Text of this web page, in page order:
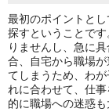
最初のポイントと
探すということで
りませんし、急に
合、自宅から職場
てしまうため、わ
れに合わせて、仕
的に職場への迷惑も